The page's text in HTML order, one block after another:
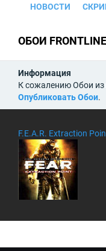
НОВОСТИ
ОБОИ
Информация
К сожалению Обои из
Опубликовать Обои.
F.E.A.R. Extraction